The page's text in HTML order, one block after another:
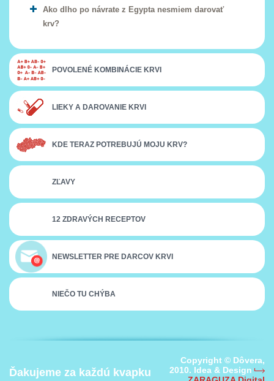
Ako dlho po návrate z Egypta nesmiem darovať
krv?
POVOLENÉ KOMBINÁCIE KRVI
LIEKY A DAROVANIE KRVI
KDE TERAZ POTREBUJÚ MOJU KRV?
ZĽAVY
12 ZDRAVÝCH RECEPTOV
NEWSLETTER PRE DARCOV KRVI
NIEČO TU CHÝBA
Ďakujeme za každú kvapku
Copyright © Dôvera,
2010. Idea & Design